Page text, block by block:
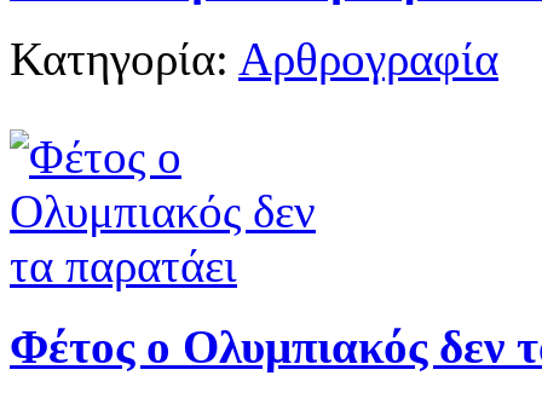
Κατηγορία: Αρθρογραφία
Φέτος ο Ολυμπιακός δεν